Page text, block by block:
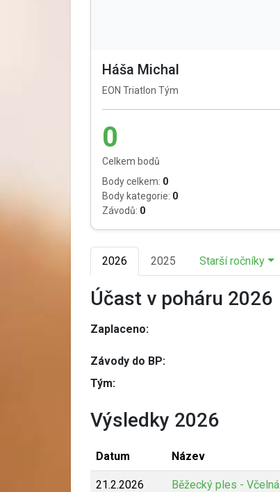
Háša Michal
EON Triatlon Tým
0
Celkem bodů
Body celkem: 0
Body kategorie: 0
Závodů: 0
2026 2025 Starší ročníky
Účast v poháru 2026
Zaplaceno:
Závody do BP:
Tým:
Výsledky 2026
Datum Název
21.2.2026 Běžecký ples - Včelná